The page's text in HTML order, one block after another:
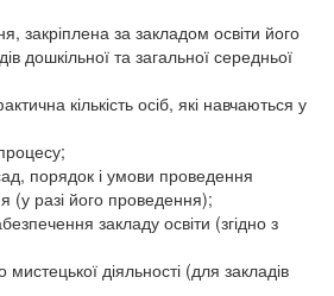
закріплена за закладом освіти його
дошкільної та загальної середньої
кількість осіб, які навчаються у
порядок і умови проведення
(у разі його проведення);
закладу освіти (згідно з
діяльності (для закладів